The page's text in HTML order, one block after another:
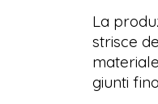
La
strisce
giunti